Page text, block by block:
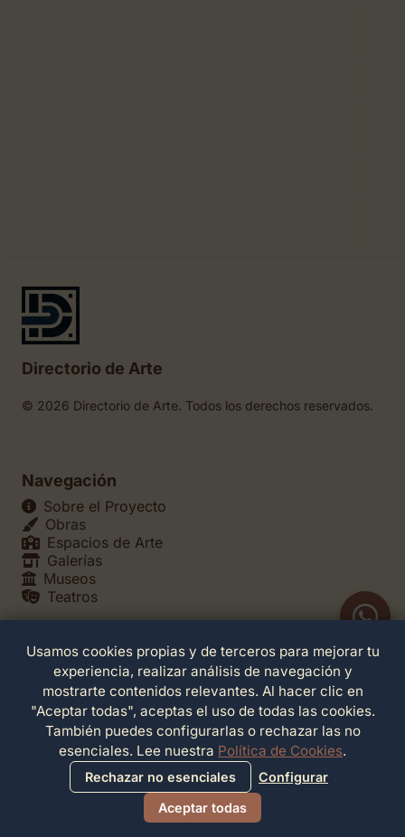
Directorio de Arte
© 2026 Directorio de Arte. Todos los derechos reservados.
Navegación
Sobre el Proyecto
Obras
Espacios de Arte
Galerías
Museos
Teatros
Legales
Política de Privacidad
Política de Cookies
Configuración de Cookies
Términos de Servicio
Contacto
Usamos cookies propias y de terceros para mejorar tu
experiencia, realizar análisis de navegación y
mostrarte contenidos relevantes. Al hacer clic en
"Aceptar todas", aceptas el uso de todas las cookies.
También puedes configurarlas o rechazar las no
esenciales. Lee nuestra Política de Cookies.
Rechazar no esenciales
Configurar
Aceptar todas